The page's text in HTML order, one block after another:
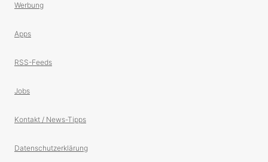
Werbung
Apps
RSS-Feeds
Jobs
Kontakt / News-Tipps
Datenschutzerklärung